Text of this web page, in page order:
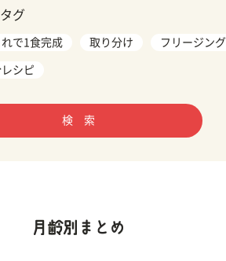
グ
れで1食完成 取り分け フリージング
シピ
検 索